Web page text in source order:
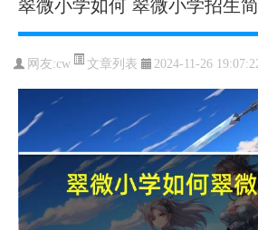
网友:cw 文章列表 2024-11-26